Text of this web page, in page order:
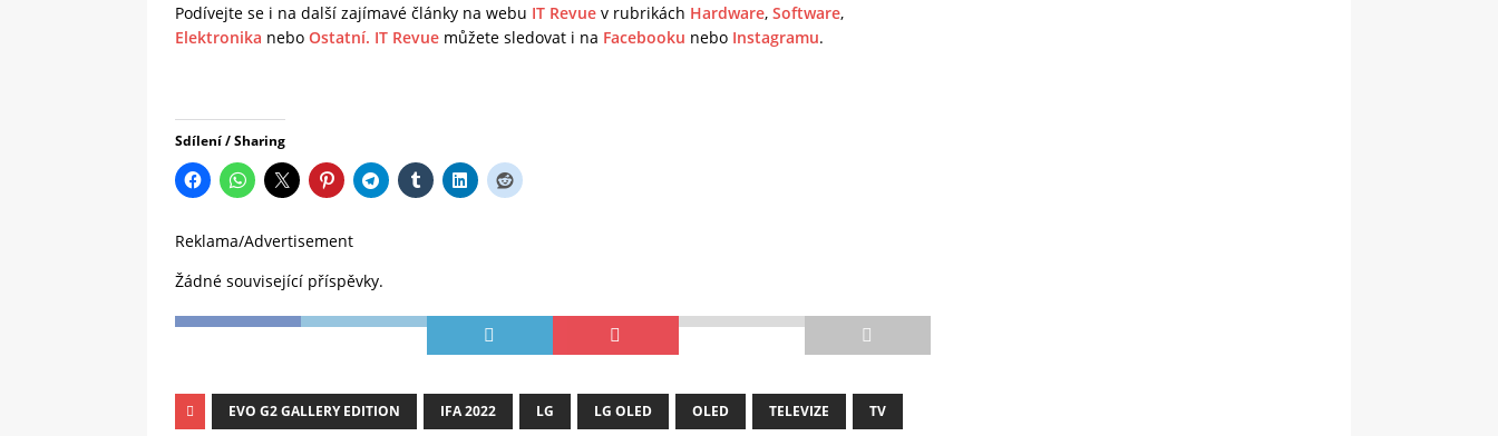
Podívejte se i na další zajímavé články na webu IT Revue v rubrikách Hardware, Software,
Elektronika nebo Ostatní. IT Revue můžete sledovat i na Facebooku nebo Instagramu.
Sdílení / Sharing
Reklama/Advertisement
Žádné související příspěvky.
EVO G2 GALLERY EDITION IFA 2022 LG LG OLED OLED TELEVIZE TV